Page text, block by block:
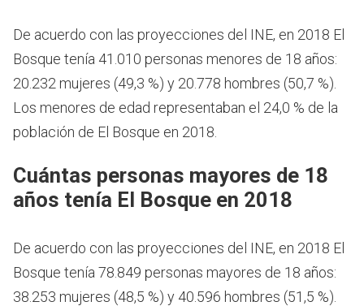
De acuerdo con las proyecciones del INE, en 2018 El
Bosque tenía 41.010 personas menores de 18 años:
20.232 mujeres (49,3 %) y 20.778 hombres (50,7 %).
Los menores de edad representaban el 24,0 % de la
población de El Bosque en 2018.
Cuántas personas mayores de 18
años tenía El Bosque en 2018
De acuerdo con las proyecciones del INE, en 2018 El
Bosque tenía 78.849 personas mayores de 18 años:
38.253 mujeres (48,5 %) y 40.596 hombres (51,5 %).